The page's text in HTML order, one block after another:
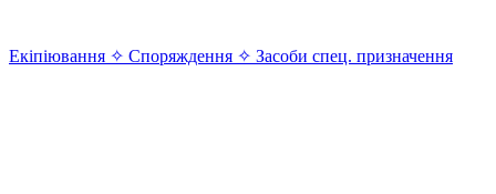
Екіпіювання ✧ Споряждення ✧ Засоби спец. призначення